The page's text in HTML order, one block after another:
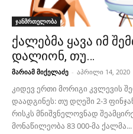
ჯანმრთელობა
ქალებმა ყავა იმ
დალიონ, თუ…
მარიამ მიქელაძე - აპრილი 14, 2020
კიდევ ერთი მორიგი კვლევის
დაადგინეს: თუ დღეში 2-3
რისკს მნიშვნელოვნად
მონაწილეობა 83 000-მა ქალმა...